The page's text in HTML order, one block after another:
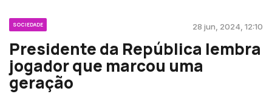
SOCIEDADE 28 jun, 2024, 12:10
Presidente da República lembra
jogador que marcou uma
geração